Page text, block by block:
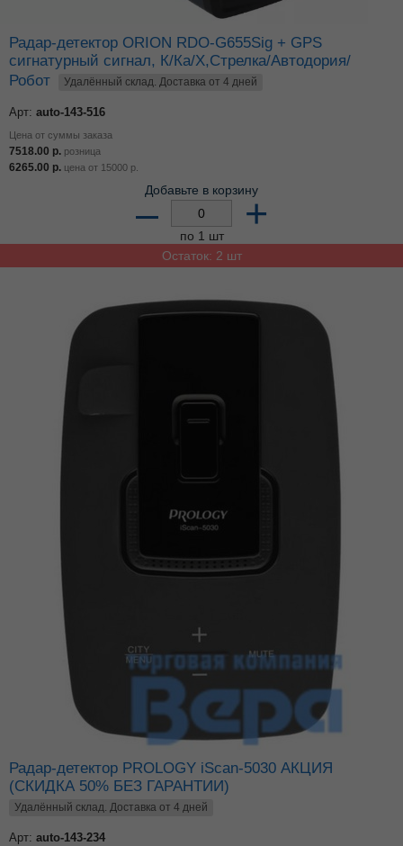
Радар-детектор ORION RDO-G655Sig + GPS
сигнатурный сигнал, К/Ка/Х,Стрелка/Автодория/
Робот
Удалённый склад. Доставка от 4 дней
Арт: auto-143-516
Цена от суммы заказа
7518.00 р. розница
6265.00 р. цена от 15000 р.
Добавьте в корзину
– +
по 1 шт
Остаток: 2 шт
Радар-детектор PROLOGY iScan-5030 АКЦИЯ
(СКИДКА 50% БЕЗ ГАРАНТИИ)
Удалённый склад. Доставка от 4 дней
Арт: auto-143-234